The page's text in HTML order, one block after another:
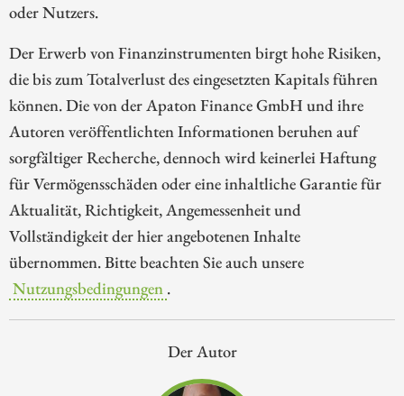
oder Nutzers.
Der Erwerb von Finanzinstrumenten birgt hohe Risiken,
die bis zum Totalverlust des eingesetzten Kapitals führen
können. Die von der Apaton Finance GmbH und ihre
Autoren veröffentlichten Informationen beruhen auf
sorgfältiger Recherche, dennoch wird keinerlei Haftung
für Vermögensschäden oder eine inhaltliche Garantie für
Aktualität, Richtigkeit, Angemessenheit und
Vollständigkeit der hier angebotenen Inhalte
übernommen. Bitte beachten Sie auch unsere
Nutzungsbedingungen .
Der Autor